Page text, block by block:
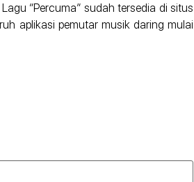
“Percuma” sudah tersedia di situs
aplikasi pemutar musik daring mulai